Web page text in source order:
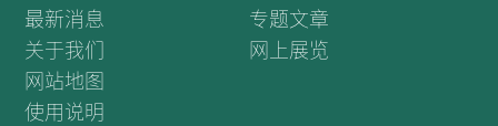
最新消息
关于我们
网站地图
使用说明
专题文章
网上展览